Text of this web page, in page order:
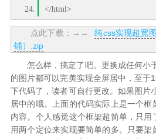
</html>
点此下载：→→
纯css实现超宽
铺）.zip
怎么样，搞定了吧。更换成任何小
的图片都可以完美实现全屏居中，至于
下代码了，读者可自行更改。如果图片
居中的哦。上面的代码实际上是一个
内容。个人感觉这个框架超简单，只用
用两个定位来实现要简单的多。只要